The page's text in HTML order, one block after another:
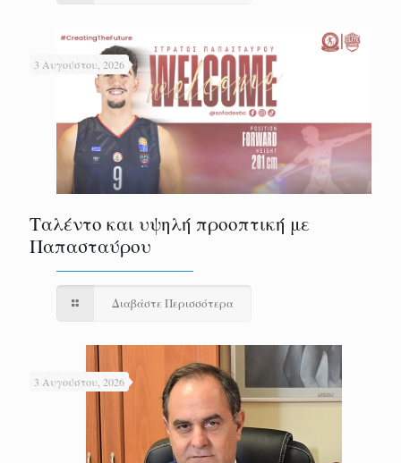
3 Αυγούστου, 2026
Ταλέντο και υψηλή προοπτική με
Παπασταύρου
Διαβάστε Περισσότερα
3 Αυγούστου, 2026